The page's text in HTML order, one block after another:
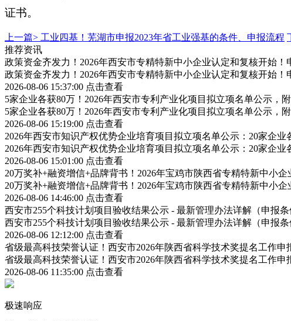
证书。
上一篇> 工业四基！芜湖市申报2023年省工业强基的条件、申报流程
推荐资讯
政策资金齐发力！2026年西安市专精特新中小企业认定和复核开始！
政策资金齐发力！2026年西安市专精特新中小企业认定和复核开始！
2026-08-06 15:37:00 点击查看
5家企业各获80万！2026年西安市专利产业化项目拟立项名单公示，
5家企业各获80万！2026年西安市专利产业化项目拟立项名单公示，
2026-08-06 15:19:00 点击查看
2026年西安市知识产权优势企业培育项目拟立项名单公示：20家企
2026年西安市知识产权优势企业培育项目拟立项名单公示：20家企
2026-08-06 15:01:00 点击查看
20万奖补+融资增信+品牌背书！2026年宝鸡市陕西省专精特新中小
20万奖补+融资增信+品牌背书！2026年宝鸡市陕西省专精特新中小
2026-08-06 14:46:00 点击查看
西安市255个科技计划项目验收结果公示 - 最新管理办法详解（申报
西安市255个科技计划项目验收结果公示 - 最新管理办法详解（申报
2026-08-06 12:12:00 点击查看
省级最高科技荣誉认证！西安市2026年陕西省科学技术奖提名工作申
省级最高科技荣誉认证！西安市2026年陕西省科学技术奖提名工作申
2026-08-06 11:35:00 点击查看
极速响应